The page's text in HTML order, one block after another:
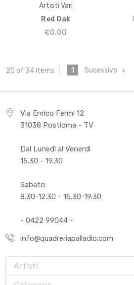
Artisti Vari
Red Oak
€0.00
20 of 34 Items 1 Sucessivo
Via Enrico Fermi 12
31038 Postioma - TV
Dal Lunedì al Venerdì
15.30 - 19.30
Sabato:
8.30-12.30 - 15.30-19.30
- 0422 99044 -
info@quadreriapalladio.com
Artisti